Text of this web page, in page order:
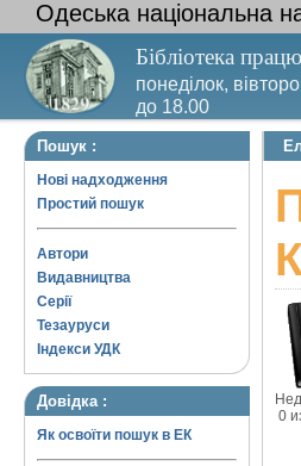
Одеська національна
Бібліотека
понеділок,
до 18.00
Вихідний день –
Пошук :
Нові надходження
Простий пошук
Автори
Видавництва
Серії
Тезауруси
Індекси УДК
Довідка :
Як освоїти пошук в ЕК
0